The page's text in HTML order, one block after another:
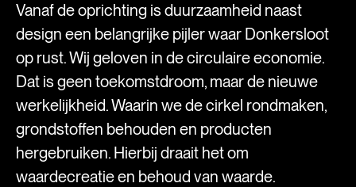
Vanaf de oprichting is duurzaamheid naast
design een belangrijke pijler waar Donkersloot
op rust. Wij geloven in de circulaire economie.
Dat is geen toekomstdroom, maar de nieuwe
werkelijkheid. Waarin we de cirkel rondmaken,
grondstoffen behouden en producten
hergebruiken. Hierbij draait het om
waardecreatie en behoud van waarde.